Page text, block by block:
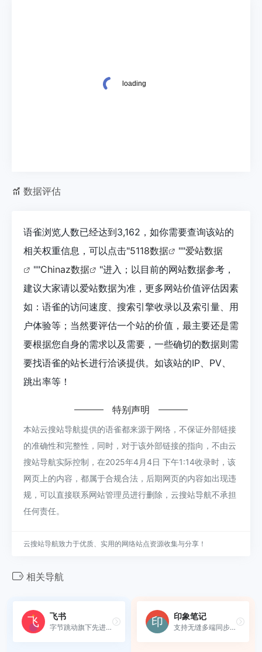
数据评估
语雀浏览人数已经达到3,162，如你需要查询该站的
相关权重信息，可以点击"5118数据 ""爱站数据
""Chinaz数据
"进入；以目前的网站数据参考，
建议大家请以爱站数据为准，更多网站价值评估因素
如：语雀的访问速度、搜索引擎收录以及索引量、用
户体验等；当然要评估一个站的价值，最主要还是需
要根据您自身的需求以及需要，一些确切的数据则需
要找语雀的站长进行洽谈提供。如该站的IP、PV、
跳出率等！
特别声明
本站云搜站导航提供的语雀都来源于网络，不保证外部链接
的准确性和完整性，同时，对于该外部链接的指向，不由云
搜站导航实际控制，在2025年4月4日 下午1:14收录时，该
网页上的内容，都属于合规合法，后期网页的内容如出现违
规，可以直接联系网站管理员进行删除，云搜站导航不承担
任何责任。
云搜站导航致力于优质、实用的网络站点资源收集与分享！
相关导航
飞书
字节跳动旗下先进企业协作与...
印象笔记
支持无缝多端同步，快速保存...